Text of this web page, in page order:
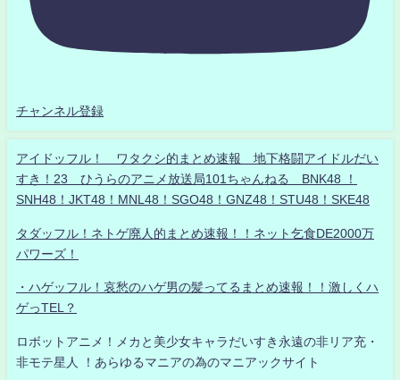
チャンネル登録
アイドッフル！ ワタクシ的まとめ速報 地下格闘アイドルだい
すき！23 ひうらのアニメ放送局101ちゃんねる BNK48 ！
SNH48！JKT48！MNL48！SGO48！GNZ48！STU48！SKE48
タダッフル！ネトゲ廃人的まとめ速報！！ネット乞食DE2000万
パワーズ！
・ハゲッフル！哀愁のハゲ男の髪ってるまとめ速報！！激しくハ
ゲっTEL？
ロボットアニメ！メカと美少女キャラだいすき永遠の非リア充・
非モテ星人 ！あらゆるマニアの為のマニアックサイト